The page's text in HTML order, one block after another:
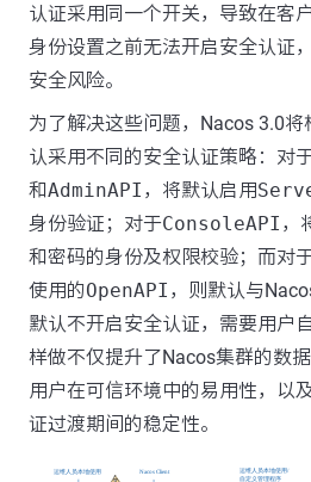
认证采用同一个开关，导致在客
身份设置之前无法开启安全认证
安全风险。
为了解决这些问题，Nacos 3.0将
认采用不同的安全认证策略：对
和AdminAPI ，将默认启用
身份验证；对于ConsoleAPI ，
和密码的身份及权限校验；而对
使用的OpenAPI ，则默认与
默认不开启安全认证，需要用户
样做不仅提升了Nacos集群的数
用户在可信环境中的易用性，以
证过渡期间的稳定性。